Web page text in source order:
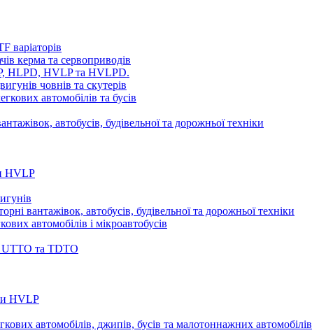
варіаторів
керма та сервоприводів
HLPD, HVLP та HVLPD.
човнів та скутерів
автомобілів та бусів
автобусів, будівельної та дорожньої техніки
HVLP
вантажівок, автобусів, будівельної та дорожньої техніки
автомобілів і мікроавтобусів
UTTO та TDTO
и HVLP
автомобілів, джипів, бусів та малотоннажних автомобілів